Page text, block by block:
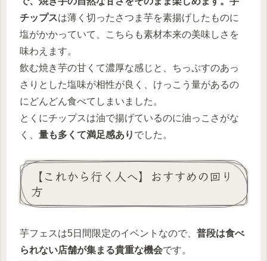
チップスは薄く切ったさつま芋を素揚げしたものに
塩がかかっていて、こちらも素材本来の美味しさを
味わえます。
飲む焼き芋の甘くて濃厚な感じと、ちっぷすのあっ
さりとした塩味が相性が良く、けっこう量があるの
にどんどん食べてしまいました。
とくにチップスは油で揚げているのに油っこさがな
く、 量も多くて満足感あり でした。
【これから行く人へ】おすすめの回り
方
芋フェスは5日間限定のイベントなので、 普段は食べ
られない店舗が集まる貴重な機会です。